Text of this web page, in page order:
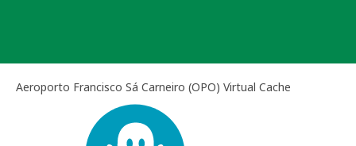
Aeroporto Francisco Sá Carneiro (OPO) Virtual Cache